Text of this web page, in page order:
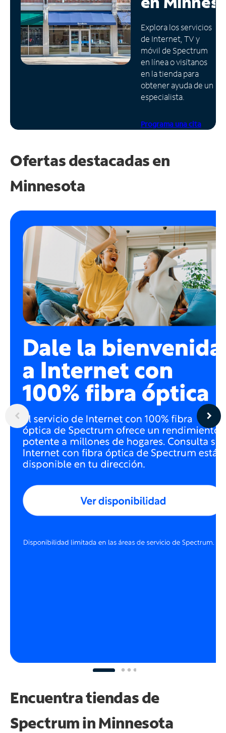
Administrar
cuenta
Encuentra
una
tienda
Explora los servicios
de Internet, TV y
móvil de Spectrum
en línea o visítanos
en la tienda para
obtener ayuda de un
especialista.
Programa una cita
Ofertas destacadas en
Minnesota
Encuentra tiendas de
Spectrumin Minnesota